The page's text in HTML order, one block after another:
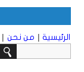
الرئيسية | من نحن |